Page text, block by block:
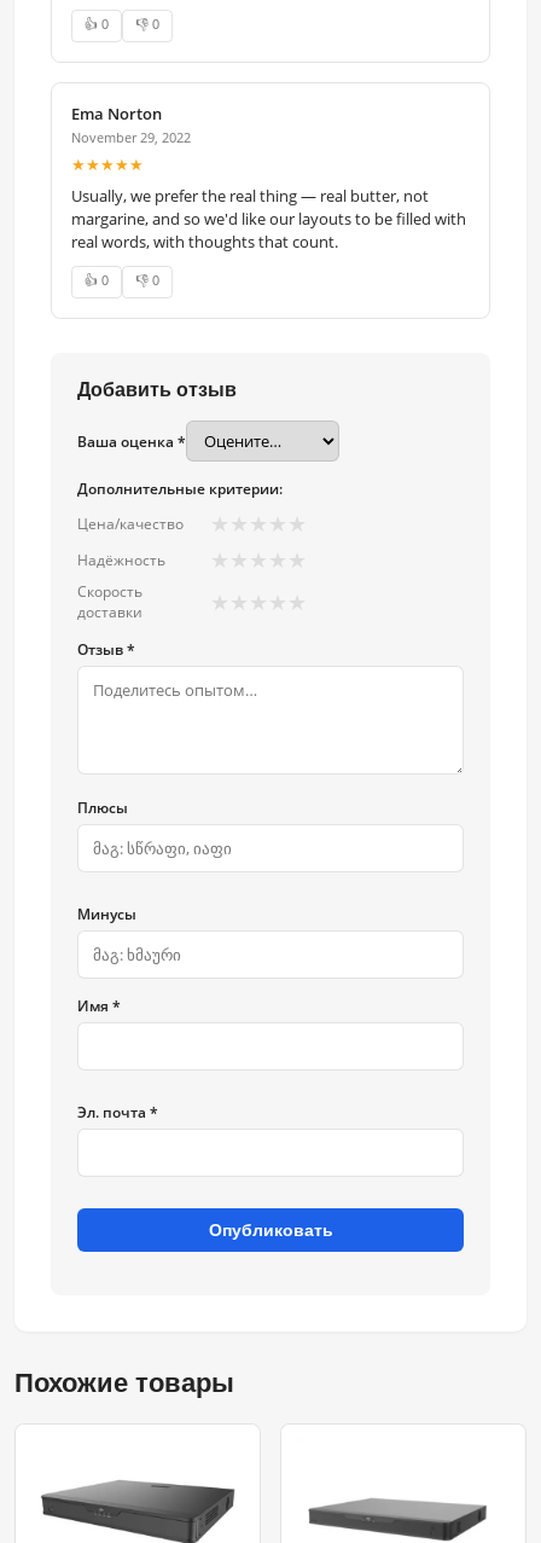
👍 0 👎 0
Ema Norton
November 29, 2022
★★★★★
Usually, we prefer the real thing — real butter, not
margarine, and so we'd like our layouts to be filled with
real words, with thoughts that count.
👍 0 👎 0
Добавить отзыв
Ваша оценка *
Дополнительные критерии:
Цена/качество
★ ★ ★ ★ ★
Надёжность ★ ★ ★ ★ ★
Скорость
доставки
★ ★ ★ ★ ★
Отзыв *
Плюсы
Минусы
Имя *
Эл. почта *
Опубликовать
Похожие товары